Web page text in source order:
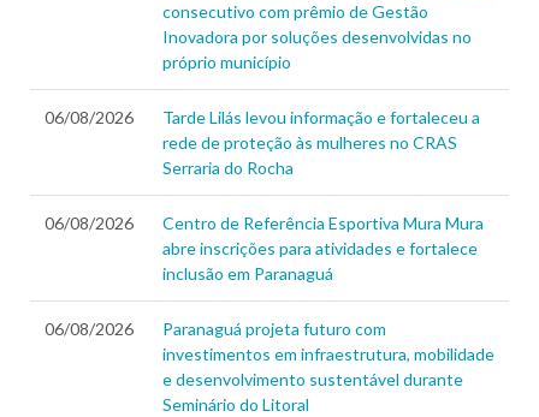
consecutivo com prêmio de Gestão
Inovadora por soluções desenvolvidas no
próprio município
06/08/2026
Tarde Lilás levou informação e fortaleceu a
rede de proteção às mulheres no CRAS
Serraria do Rocha
06/08/2026
Centro de Referência Esportiva Mura Mura
abre inscrições para atividades e fortalece
inclusão em Paranaguá
06/08/2026
Paranaguá projeta futuro com
investimentos em infraestrutura, mobilidade
e desenvolvimento sustentável durante
Seminário do Litoral